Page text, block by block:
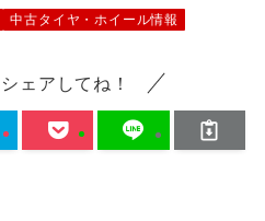
中古タイヤ・ホイール情報
ェアしてね！